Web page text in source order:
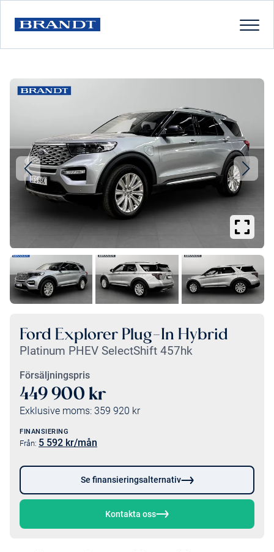
Ford Explorer Plug-In Hybrid
Platinum PHEV SelectShift 457hk
Försäljningspris
449 900 kr
Exklusive moms: 359 920 kr
FINANSIERING
Från: 5 592 kr/mån
Se finansieringsalternativ
Kontakta oss
Se
större
bilder